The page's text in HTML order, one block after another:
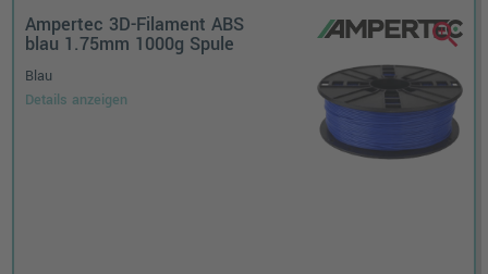
Ampertec 3D-Filament ABS
blau 1.75mm 1000g Spule
Blau
Details anzeigen
zoom_in